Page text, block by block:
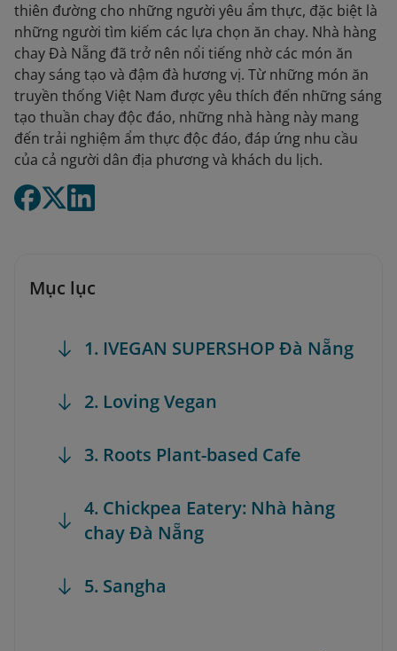
thiên đường cho những người yêu ẩm thực, đặc biệt là
những người tìm kiếm các lựa chọn ăn chay. Nhà hàng
chay Đà Nẵng đã trở nên nổi tiếng nhờ các món ăn
chay sáng tạo và đậm đà hương vị. Từ những món ăn
truyền thống Việt Nam được yêu thích đến những sáng
tạo thuần chay độc đáo, những nhà hàng này mang
đến trải nghiệm ẩm thực độc đáo, đáp ứng nhu cầu
của cả người dân địa phương và khách du lịch.
Mục lục
1. IVEGAN SUPERSHOP Đà Nẵng
2. Loving Vegan
3. Roots Plant-based Cafe
4. Chickpea Eatery: Nhà hàng
chay Đà Nẵng
5. Sangha